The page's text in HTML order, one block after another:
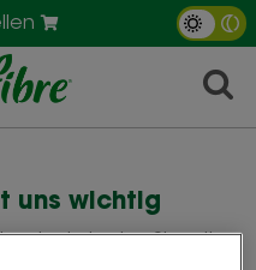
uns wichtig
oder Lob, das Sie mit